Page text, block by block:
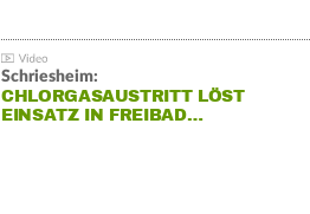
Schriesheim:
CHLORGASAUSTRITT LÖST
EINSATZ IN FREIBAD…